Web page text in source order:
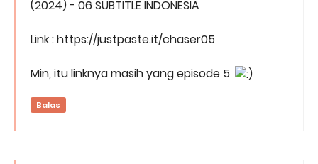
(2024) - 06 SUBTITLE INDONESIA
Link : https://justpaste.it/chaser05
Min, itu linknya masih yang episode 5
Balas